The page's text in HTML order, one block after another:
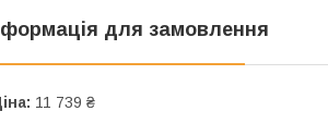
для замовлення
11 739 ₴